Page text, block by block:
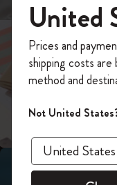
スライ
「
文が10%オ
ール・ア
Moleskineア
ァーや会員
レーショ
United
Prices and
shipping costs
method and
Not United